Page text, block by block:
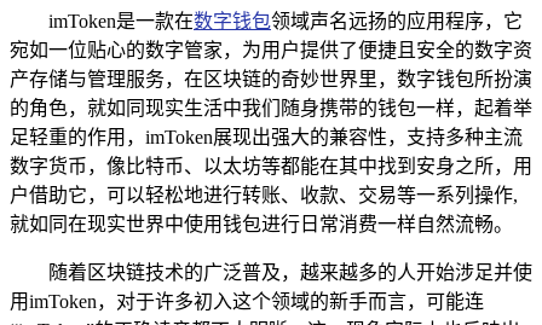
imToken是一款在数字钱包领域声名远扬的应用程序，它
宛如一位贴心的数字管家，为用户提供了便捷且安全的数字资
产存储与管理服务，在区块链的奇妙世界里，数字钱包所扮演
的角色，就如同现实生活中我们随身携带的钱包一样，起着举
足轻重的作用，imToken展现出强大的兼容性，支持多种主流
数字货币，像比特币、以太坊等都能在其中找到安身之所，用
户借助它，可以轻松地进行转账、收款、交易等一系列操作,
就如同在现实世界中使用钱包进行日常消费一样自然流畅。
随着区块链技术的广泛普及，越来越多的人开始涉足并使
用imToken，对于许多初入这个领域的新手而言，可能连